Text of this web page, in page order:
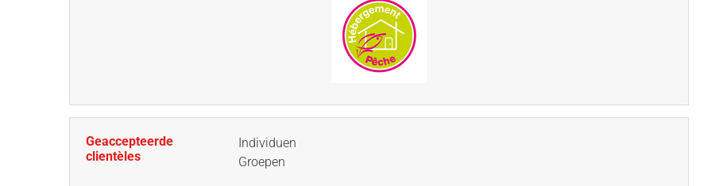
Geaccepteerde
clientèles
Individuen
Groepen